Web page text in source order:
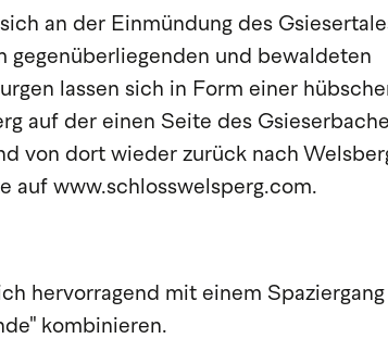
an der Einmündung des
gegenüberliegenden und bewaldeten
lassen sich in Form einer
auf der einen Seite des
von dort wieder zurück nach
auf www.schlosswelsperg.com.
hervorragend mit einem Spaziergang
kombinieren.